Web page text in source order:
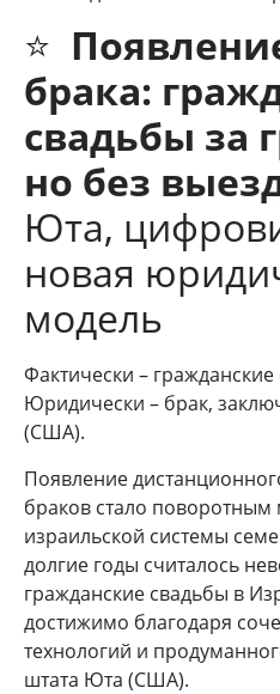
⭐
брака:
свадьбы за
но без
Юта,
новая
модель
Фактически –
Юридически – брак,
(США).
Появление
браков стало
израильской системы
долгие годы считалось
гражданские свадьбы в
достижимо благодаря
технологий и
штата Юта (США).